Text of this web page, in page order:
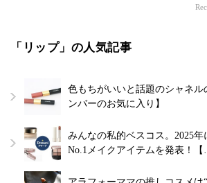
「リップ」の人気記事
色もちがいいと話題のシャネル
ンバーのお気に入り】
みんなの私的ベスコス。2025
No.1メイクアイテムを発表！【